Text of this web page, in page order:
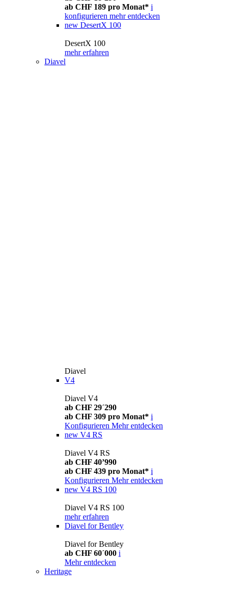
ab CHF 189 pro Monat* i
konfigurieren mehr entdecken
new DesertX 100
DesertX 100
mehr erfahren
Diavel
Diavel
V4
Diavel V4
ab CHF 29´290
ab CHF 309 pro Monat* i
Konfigurieren Mehr entdecken
new V4 RS
Diavel V4 RS
ab CHF 40’990
ab CHF 439 pro Monat* i
Konfigurieren Mehr entdecken
new V4 RS 100
Diavel V4 RS 100
mehr erfahren
Diavel for Bentley
Diavel for Bentley
ab CHF 60´000 i
Mehr entdecken
Heritage